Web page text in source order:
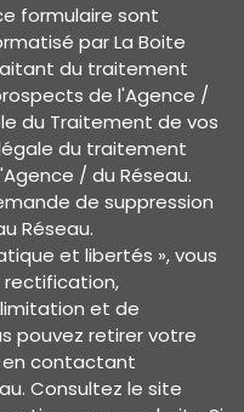
formulaire sont
par La Boite
du traitement
de l'Agence /
du Traitement de vos
du traitement
/ du Réseau.
de suppression
Réseau.
et libertés », vous
rectification,
et de
pouvez retirer votre
contactant
Consultez le site